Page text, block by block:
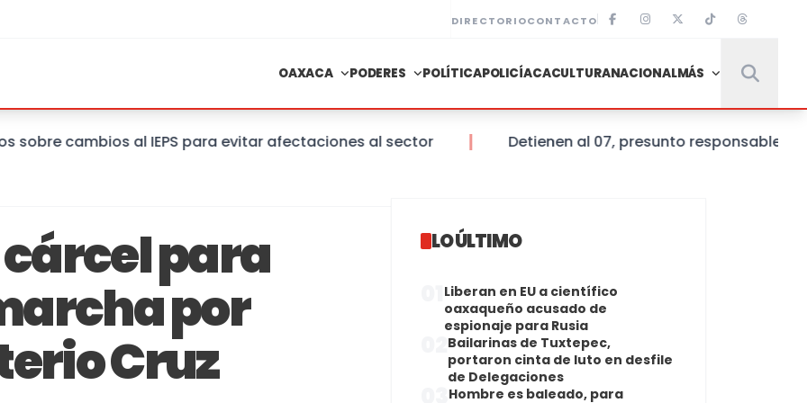
DIRECTORIOCONTACTO
OAXACA PODERES POLÍTICAPOLICÍACACULTURANACIONALMÁS
cambios al IEPS para evitar afectaciones al sector Detienen al 07, presunto responsable de la
cárcel para
por
Cruz
LO ÚLTIMO
Liberan en EU a científico
oaxaqueño acusado de
espionaje para Rusia
Bailarinas de Tuxtepec,
portaron cinta de luto en desfile
de Delegaciones
Hombre es baleado, para